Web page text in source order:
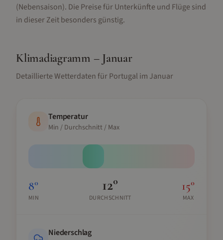
(Nebensaison). Die Preise für Unterkünfte und Flüge sind
in dieser Zeit besonders günstig.
Klimadiagramm – Januar
Detaillierte Wetterdaten fürPortugalim Januar
Temperatur
Min / Durchschnitt / Max
8°
MIN
12°
DURCHSCHNITT
15°
MAX
Niederschlag